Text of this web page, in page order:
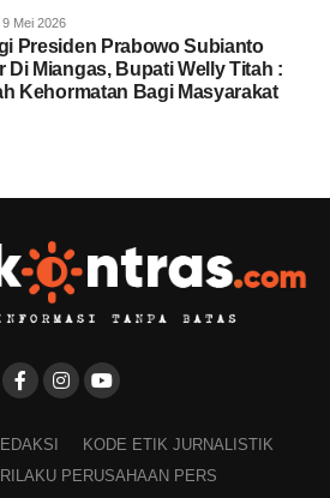
9 Mei 2026
Presiden Prabowo Subianto
Di Miangas, Bupati Welly Titah :
Kehormatan Bagi Masyarakat
KODE ETIK JURNALISTIK
PERUSAHAAN PERS